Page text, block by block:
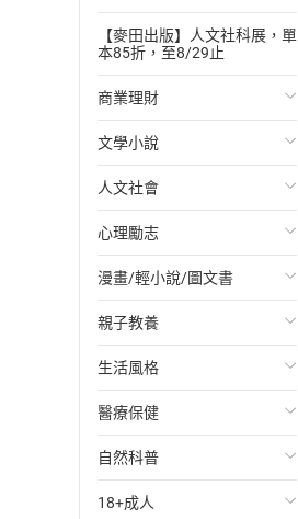
【麥田出版】人文社科展，單
本85折，至8/29止
商業理財
投資理財
經濟/趨勢
財務/金融
管理/領導
職場工作術
成功法
行銷/廣告
傳記
商務/商學
文學小說
歐美文學
日本文學
韓國文學
華文文學
經典文學
成長/家庭生活小說
懸疑/推理小說
科幻/奇幻小說
人文社會
國際關係
政治
社會科學
台灣/中國歷史
日/韓歷史
其他歷史/史學
法律
心理勵志
心靈成長/情緒
人際關係
兩性關係
心理學
漫畫/輕小說/圖文書
輕小說
奇幻/科幻
愛情故事
職場/社會寫實
懸疑/推理
親子教養
教育現場
兒童文學/故事
兒童科普/學習
育兒百科
生活風格
飲食/食譜
健身/美顏
運動/遊戲
醫療保健
健康/養生
常見疾病
自然科普
生物科學
18+成人